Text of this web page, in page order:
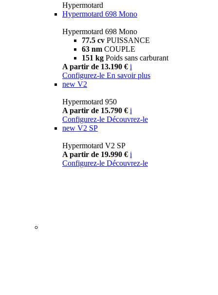
Hypermotard
Hypermotard 698 Mono
Hypermotard 698 Mono
77.5 cv PUISSANCE
63 nm COUPLE
151 kg Poids sans carburant
A partir de 13.190 € i
Configurez-le En savoir plus
new V2
Hypermotard 950
A partir de 15.790 € i
Configurez-le Découvrez-le
new V2 SP
Hypermotard V2 SP
A partir de 19.990 € i
Configurez-le Découvrez-le